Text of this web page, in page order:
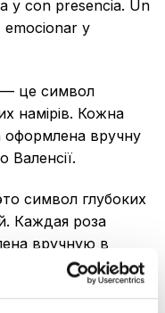
y con presencia. Un
emocionar y
— це символ
намірів. Кожна
оформлена вручну
Валенсії.
символ глубоких
Каждая роза
вручную в
Валенсии.